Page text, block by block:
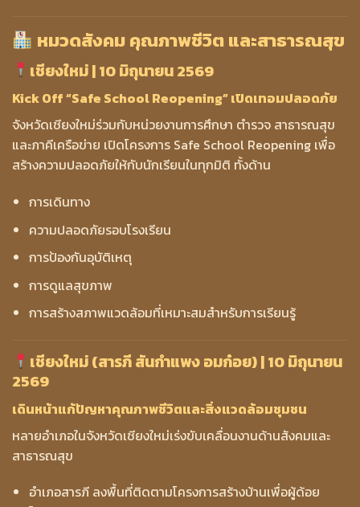
หมวดสังคม คุณภาพชีวิต และสาธารณสุข
เชียงใหม่ | 10 มิถุนายน 2569
Kick Off “Safe School Reopening” เปิดเทอมปลอดภัย
จังหวัดเชียงใหม่ร่วมกับหน่วยงานการศึกษา ตำรวจ สาธารณสุข
และภาคีเครือข่าย เปิดโครงการ Safe School Reopening เพื่อ
สร้างความปลอดภัยให้กับนักเรียนในทุกมิติ ทั้งด้าน
การเดินทาง
ความปลอดภัยรอบโรงเรียน
การป้องกันอุบัติเหตุ
การดูแลสุขภาพ
การสร้างสภาพแวดล้อมที่เหมาะสมสำหรับการเรียนรู้
เชียงใหม่ (สารภี สันกำแพง อมก๋อย) | 10 มิถุนายน
2569
เดินหน้าแก้ปัญหาคุณภาพชีวิตและสิ่งแวดล้อมชุมชน
หลายอำเภอในจังหวัดเชียงใหม่เร่งขับเคลื่อนงานด้านสังคมและ
สาธารณสุข
อำเภอสารภี ลงพื้นที่ติดตามโครงการสร้างบ้านเพื่อผู้ด้อย